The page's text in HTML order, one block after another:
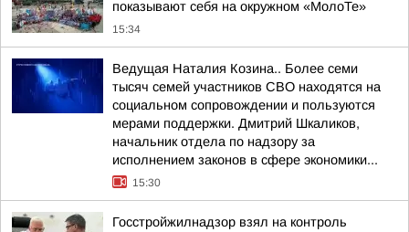
показывают себя на окружном «МолоТе»
15:34
Ведущая Наталия Козина.. Более семи
тысяч семей участников СВО находятся на
социальном сопровождении и пользуются
мерами поддержки. Дмитрий Шкаликов,
начальник отдела по надзору за
исполнением законов в сфере экономики...
15:30
Госстройжилнадзор взял на контроль